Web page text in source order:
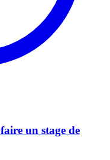
un stage de